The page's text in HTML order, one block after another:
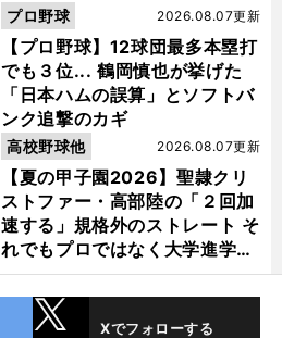
【プロ野球】12球団最多本塁打
でも３位... 鶴岡慎也が挙げた
「日本ハムの誤算」とソフトバ
ンク追撃のカギ
2026.08.07更新
プロ野球
【夏の甲子園2026】聖隷クリ
ストファー・高部陸の「２回加
速する」規格外のストレート そ
れでもプロではなく大学進学を
選ぶ理由
2026.08.07更新
高校野球他
Xでフォローする